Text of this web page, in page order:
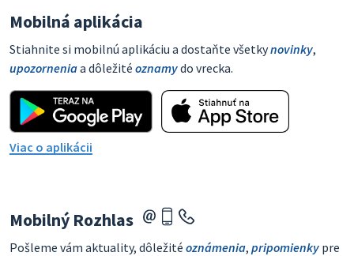
Mobilná aplikácia
Stiahnite si mobilnú aplikáciu a dostaňte všetkynovinky,
upozorneniaa dôležité oznamydo vrecka.
Viac o aplikácii
Mobilný Rozhlas
Pošleme vám aktuality, dôležité oznámenia, pripomienky pre